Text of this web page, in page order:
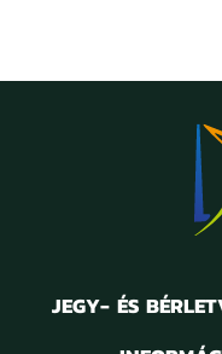
JEGY- ÉS